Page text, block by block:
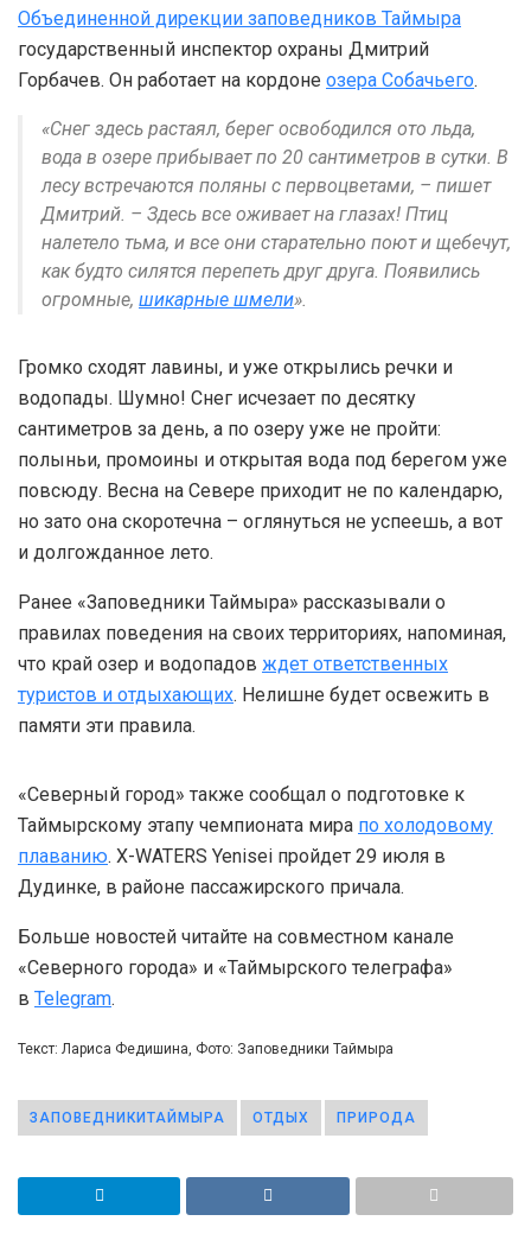
Объединенной дирекции заповедников Таймыра
государственный инспектор охраны Дмитрий
Горбачев. Он работает на кордоне озера Собачьего.
«Снег здесь растаял, берег освободился ото льда,
вода в озере прибывает по 20 сантиметров в сутки. В
лесу встречаются поляны с первоцветами, – пишет
Дмитрий. – Здесь все оживает на глазах! Птиц
налетело тьма, и все они старательно поют и щебечут,
как будто силятся перепеть друг друга. Появились
огромные, шикарные шмели».
Громко сходят лавины, и уже открылись речки и
водопады. Шумно! Снег исчезает по десятку
сантиметров за день, а по озеру уже не пройти:
полыньи, промоины и открытая вода под берегом уже
повсюду. Весна на Севере приходит не по календарю,
но зато она скоротечна – оглянуться не успеешь, а вот
и долгожданное лето.
Ранее «Заповедники Таймыра» рассказывали о
правилах поведения на своих территориях, напоминая,
что край озер и водопадов ждет ответственных
туристов и отдыхающих. Нелишне будет освежить в
памяти эти правила.
«Северный город» также сообщал о подготовке к
Таймырскому этапу чемпионата мира по холодовому
плаванию. X-WATERS Yenisei пройдет 29 июля в
Дудинке, в районе пассажирского причала.
Больше новостей читайте на совместном канале
«Северного города» и «Таймырского телеграфа»
в Telegram.
Текст: Лариса Федишина, Фото: Заповедники Таймыра
ЗАПОВЕДНИКИТАЙМЫРА ОТДЫХ ПРИРОДА